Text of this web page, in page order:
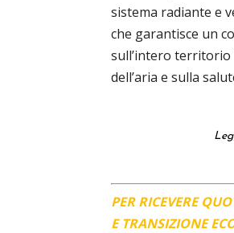
sistema radiante e
che garantisce un
sull’intero territorio
dell’aria e sulla
PER RICEVERE
E TRANSIZIONE